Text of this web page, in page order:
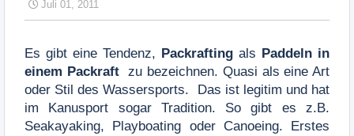
Juli 01, 2011
Es gibt eine Tendenz, Packrafting als Paddeln in
einem Packraft
zu bezeichnen. Quasi als eine Art
oder Stil des Wassersports. Das ist legitim und hat
im Kanusport sogar Tradition. So gibt es z.B.
Seakayaking, Playboating oder Canoeing. Erstes